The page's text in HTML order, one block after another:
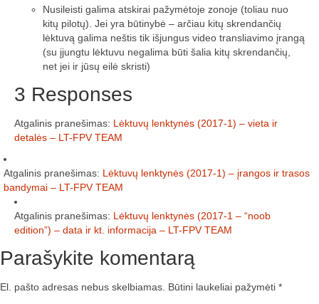
Nusileisti galima atskirai pažymėtoje zonoje (toliau nuo
kitų pilotų). Jei yra būtinybė – arčiau kitų skrendančių
lėktuvą galima neštis tik išjungus video transliavimo įrangą
(su įjungtu lėktuvu negalima būti šalia kitų skrendančių,
net jei ir jūsų eilė skristi)
3 Responses
Atgalinis pranešimas: Lėktuvų lenktynės (2017-1) – vieta ir
detalės – LT-FPV TEAM
Atgalinis pranešimas: Lėktuvų lenktynės (2017-1) – įrangos ir trasos
bandymai – LT-FPV TEAM
Atgalinis pranešimas: Lėktuvų lenktynės (2017-1 – “noob
edition”) – data ir kt. informacija – LT-FPV TEAM
Parašykite komentarą
El. pašto adresas nebus skelbiamas. Būtini laukeliai pažymėti *